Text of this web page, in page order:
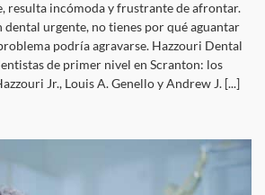
resulta incómoda y frustrante de afrontar.
dental urgente, no tienes por qué aguantar
podría agravarse. Hazzouri Dental
de primer nivel en Scranton: los
Jr., Louis A. Genello y Andrew J. [...]